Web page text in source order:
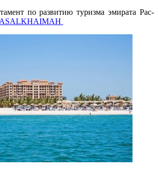
по развитию туризма эмирата Рас-